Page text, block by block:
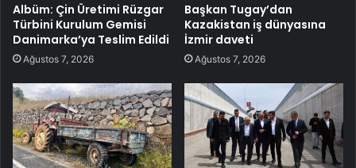
Albüm: Çin Üretimi Rüzgar
Türbini Kurulum Gemisi
Danimarka’ya Teslim Edildi
Ağustos 7, 2026
Başkan Tugay’dan
Kazakistan iş dünyasına
İzmir daveti
Ağustos 7, 2026